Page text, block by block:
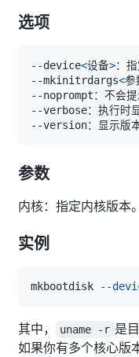
选项
--device<设备>
--mkinitrdargs<参
参数
内核：指定内核版本。
实例
mkbootdisk --
其中， uname -r 是
如果你有多个核心版